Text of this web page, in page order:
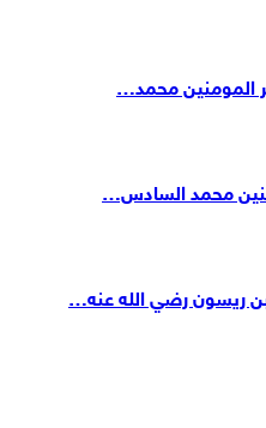
المومنين محمد…
محمد السادس…
ريسون رضي الله عنه…